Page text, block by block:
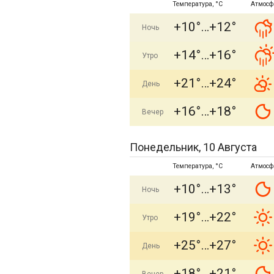
Температура, °C
Ночь +10° +12°
Утро +14° +16°
День +21° +24°
Вечер +16° +18°
Понедельник, 10 Августа
Температура, °C
Ночь +10° +13°
Утро +19° +22°
День +25° +27°